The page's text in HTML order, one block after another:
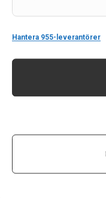
Hantera 955-leverantörer